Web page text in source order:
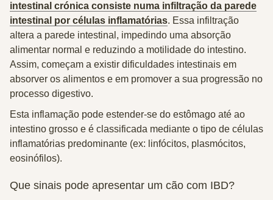
intestinal crónica consiste numa infiltração da parede
intestinal por células inflamatórias. Essa infiltração
altera a parede intestinal, impedindo uma absorção
alimentar normal e reduzindo a motilidade do intestino.
Assim, começam a existir dificuldades intestinais em
absorver os alimentos e em promover a sua progressão no
processo digestivo.
Esta inflamação pode estender-se do estômago até ao
intestino grosso e é classificada mediante o tipo de células
inflamatórias predominante (ex: linfócitos, plasmócitos,
eosinófilos).
Que sinais pode apresentar um cão com IBD?